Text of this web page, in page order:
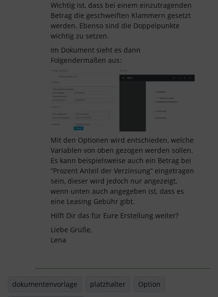
Wichtig ist, dass bei einem einzutragenden
Betrag die geschweiften Klammern gesetzt
werden. Ebenso sind die Doppelpunkte
wichtig zu setzen.
Im Dokument sieht es dann
Folgendermaßen aus:
Mit den Optionen wird entschieden, welche
Variablen von oben gezogen werden sollen.
Es kann beispielsweise auch ein Betrag bei
“Prozent Anteil der Verzinsung” eingetragen
sein, dieser wird jedoch nur angezeigt,
wenn unten auch angegeben ist, dass es
eine Leasing Gebühr gibt.
Hilft Dir das für Eure Erstellung weiter?
Liebe Grüße,
Lena
dokumentenvorlage platzhalter Option